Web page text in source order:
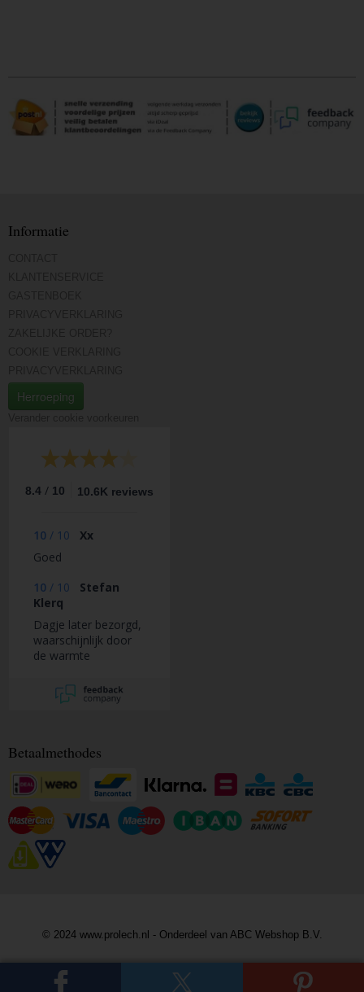
Informatie
Herroeping
8.4 / 10 10.6K reviews
10 / 10
Xx
Goed
10 / 10
Stefan
Klerq
Dagje later bezorgd,
waarschijnlijk door
de warmte
Betaalmethodes